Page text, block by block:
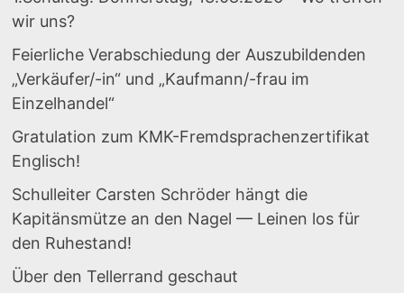
wir uns?
Feierliche Verabschiedung der Auszubildenden
„Verkäufer/-in“ und „Kaufmann/-frau im
Einzelhandel“
Gratulation zum KMK-Fremdsprachenzertifikat
Englisch!
Schulleiter Carsten Schröder hängt die
Kapitänsmütze an den Nagel — Leinen los für
den Ruhestand!
Über den Tellerrand geschaut